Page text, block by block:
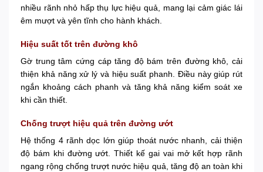
nhiều rãnh nhỏ hấp thụ lực hiệu quả, mang lại cảm giác lái
êm mượt và yên tĩnh cho hành khách.
Hiệu suất tốt trên đường khô
Gờ trung tâm cứng cáp tăng độ bám trên đường khô, cải
thiện khả năng xử lý và hiệu suất phanh. Điều này giúp rút
ngắn khoảng cách phanh và tăng khả năng kiểm soát xe
khi cần thiết.
Chống trượt hiệu quả trên đường ướt
Hệ thống 4 rãnh dọc lớn giúp thoát nước nhanh, cải thiện
độ bám khi đường ướt. Thiết kế gai vai mở kết hợp rãnh
ngang rộng chống trượt nước hiệu quả, tăng độ an toàn khi